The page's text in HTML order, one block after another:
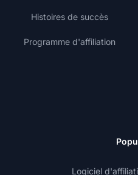
Histoires de succès
Programme d'affiliation
Logiciel